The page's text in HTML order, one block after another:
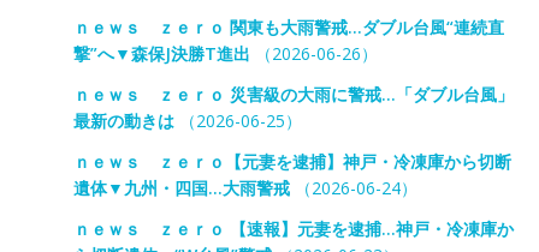
ｎｅｗｓ ｚｅｒｏ 関東も大雨警戒…ダブル台風“連続直
撃”へ▼森保J決勝T進出 （2026-06-26）
ｎｅｗｓ ｚｅｒｏ 災害級の大雨に警戒…「ダブル台風」
最新の動きは（2026-06-25）
ｎｅｗｓ ｚｅｒｏ【元妻を逮捕】神戸・冷凍庫から切断
遺体▼九州・四国…大雨警戒（2026-06-24）
ｎｅｗｓ ｚｅｒｏ 【速報】元妻を逮捕…神戸・冷凍庫か